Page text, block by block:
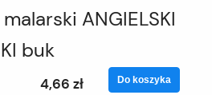
ANGIELSKI
buk
4,66 zł Do koszyka